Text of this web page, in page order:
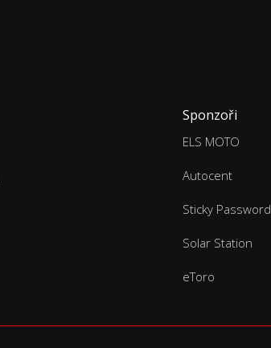
Sponzoři
ELS MOTO
Autocent
Sticky Password
Solar Station
eToro